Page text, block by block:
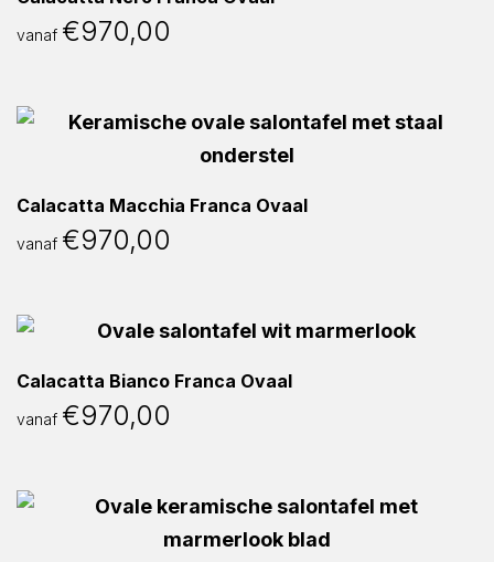
vanaf €970,00
Calacatta Macchia Franca Ovaal
vanaf €970,00
Calacatta Bianco Franca Ovaal
vanaf €970,00